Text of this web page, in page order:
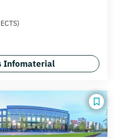
Infomaterial